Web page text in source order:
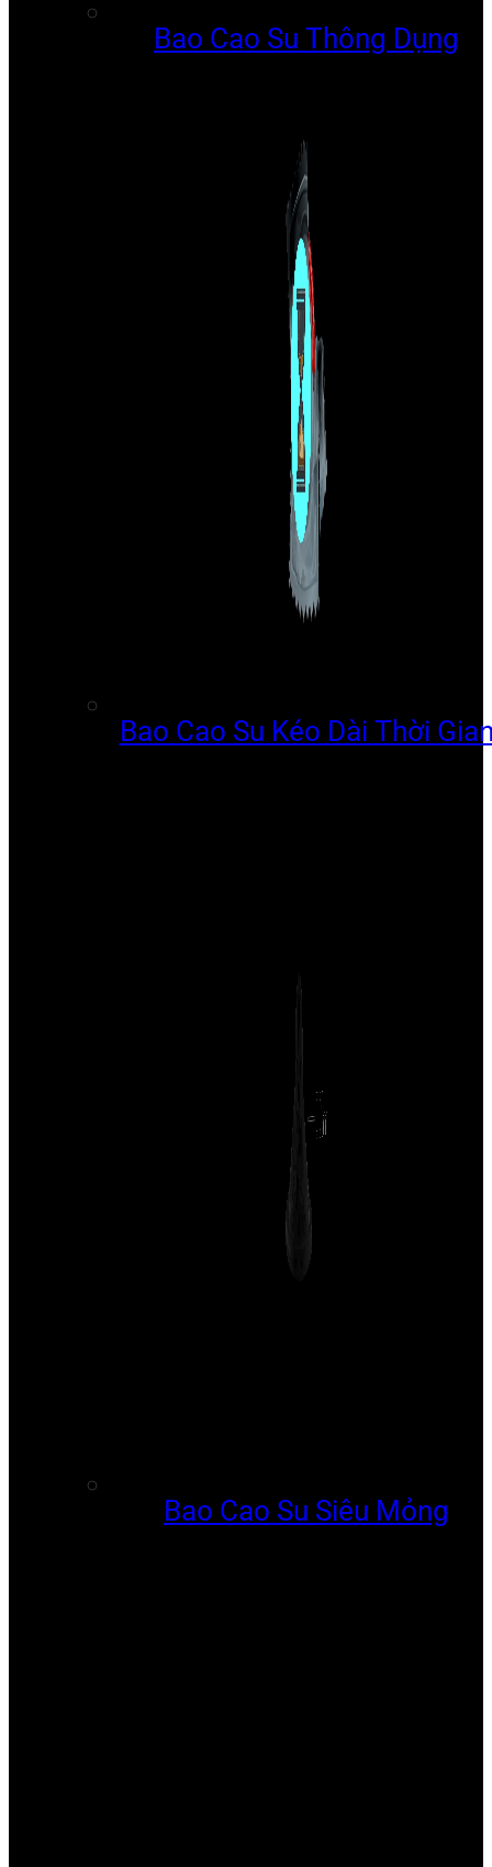
Bao Cao Su Thông Dụng
Bao Cao Su Kéo Dài Thời
Bao Cao Su Siêu Mỏng